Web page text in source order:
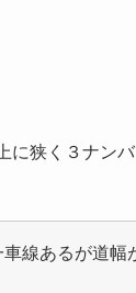
狭く３ナン
線あるが道幅